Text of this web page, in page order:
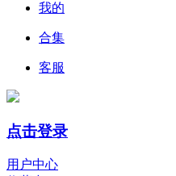
我的
合集
客服
点击登录
用户中心